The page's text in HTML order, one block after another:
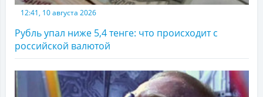
12:41, 10 августа 2026
Рубль упал ниже 5,4 тенге: что происходит с
российской валютой